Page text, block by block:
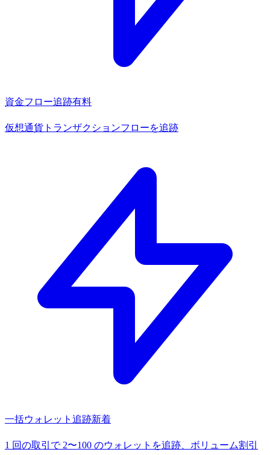
資金フロー追跡有料
仮想通貨トランザクションフローを追跡
一括ウォレット追跡新着
1 回の取引で 2〜100 のウォレットを追跡、ボリューム割引